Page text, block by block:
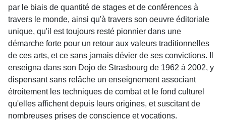
par le biais de quantité de stages et de conférences à
travers le monde, ainsi qu'à travers son oeuvre éditoriale
unique, qu'il est toujours resté pionnier dans une
démarche forte pour un retour aux valeurs traditionnelles
de ces arts, et ce sans jamais dévier de ses convictions. Il
enseigna dans son Dojo de Strasbourg de 1962 à 2002, y
dispensant sans relâche un enseignement associant
étroitement les techniques de combat et le fond culturel
qu'elles affichent depuis leurs origines, et suscitant de
nombreuses prises de conscience et vocations.